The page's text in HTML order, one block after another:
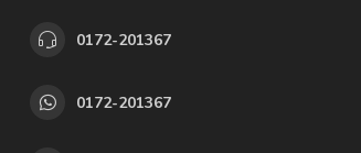
0172-201367
0172-201367